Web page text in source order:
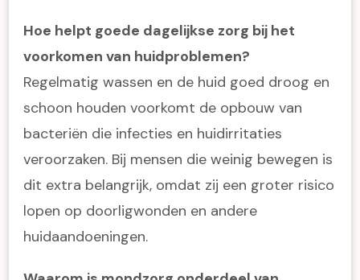
Hoe helpt goede dagelijkse zorg bij het
voorkomen van huidproblemen?
Regelmatig wassen en de huid goed droog en
schoon houden voorkomt de opbouw van
bacteriën die infecties en huidirritaties
veroorzaken. Bij mensen die weinig bewegen is
dit extra belangrijk, omdat zij een groter risico
lopen op doorligwonden en andere
huidaandoeningen.